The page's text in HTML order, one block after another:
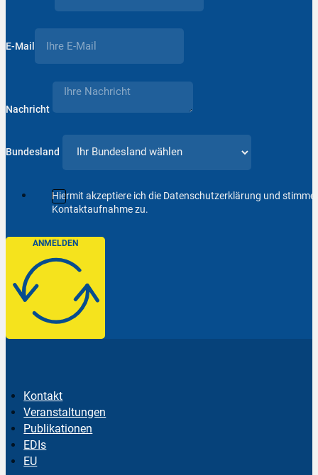
E-Mail
Nachricht
Bundesland
Hiermit akzeptiere ich die Datenschutzerklärung und
Kontaktaufnahme zu.
ANMELDEN
Kontakt
Veranstaltungen
Publikationen
EDIs
EU